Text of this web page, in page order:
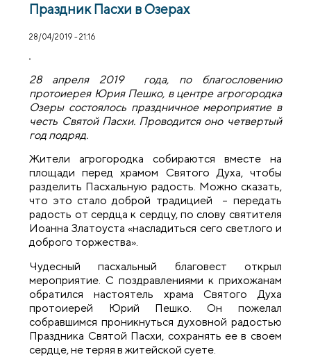
Праздник Пасхи в Озерах
28/04/2019 - 21:16
28 апреля 2019 года, по благословению
протоиерея Юрия Пешко, в центре агрогородка
Озеры состоялось праздничное мероприятие в
честь Святой Пасхи. Проводится оно четвертый
год подряд.
Жители агрогородка собираются вместе на
площади перед храмом Святого Духа, чтобы
разделить Пасхальную радость. Можно сказать,
что это стало доброй традицией – передать
радость от сердца к сердцу, по слову святителя
Иоанна Златоуста «насладиться сего светлого и
доброго торжества».
Чудесный пасхальный благовест открыл
мероприятие. С поздравлениями к прихожанам
обратился настоятель храма Святого Духа
протоиерей Юрий Пешко. Он пожелал
собравшимся проникнуться духовной радостью
Праздника Святой Пасхи, сохранять ее в своем
сердце, не теряя в житейской суете.